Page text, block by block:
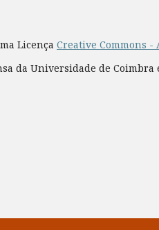
Licença Creative Commons
da Universidade de Coimbra